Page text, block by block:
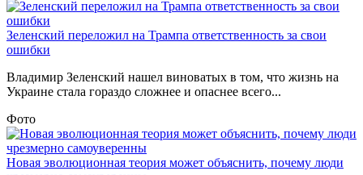
Зеленский переложил на Трампа ответственность за свои
ошибки
Владимир Зеленский нашел виноватых в том, что жизнь на
Украине стала гораздо сложнее и опаснее всего...
Фото
Новая эволюционная теория может объяснить, почему люди